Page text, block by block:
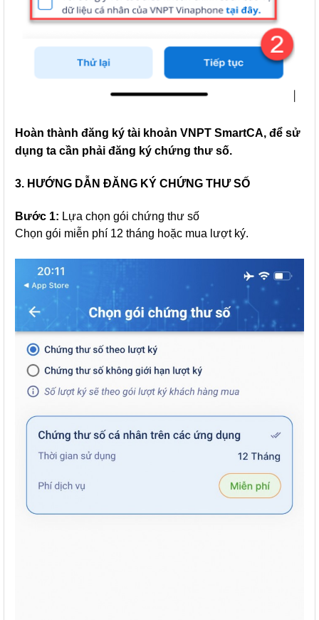
Hoàn thành đăng ký tài khoản VNPT SmartCA, để sử
dụng ta cần phải đăng ký chứng thư số.
3. HƯỚNG DẪN ĐĂNG KÝ CHỨNG THƯ SỐ
Bước 1: Lựa chọn gói chứng thư số
Chọn gói miễn phí 12 tháng hoặc mua lượt ký.